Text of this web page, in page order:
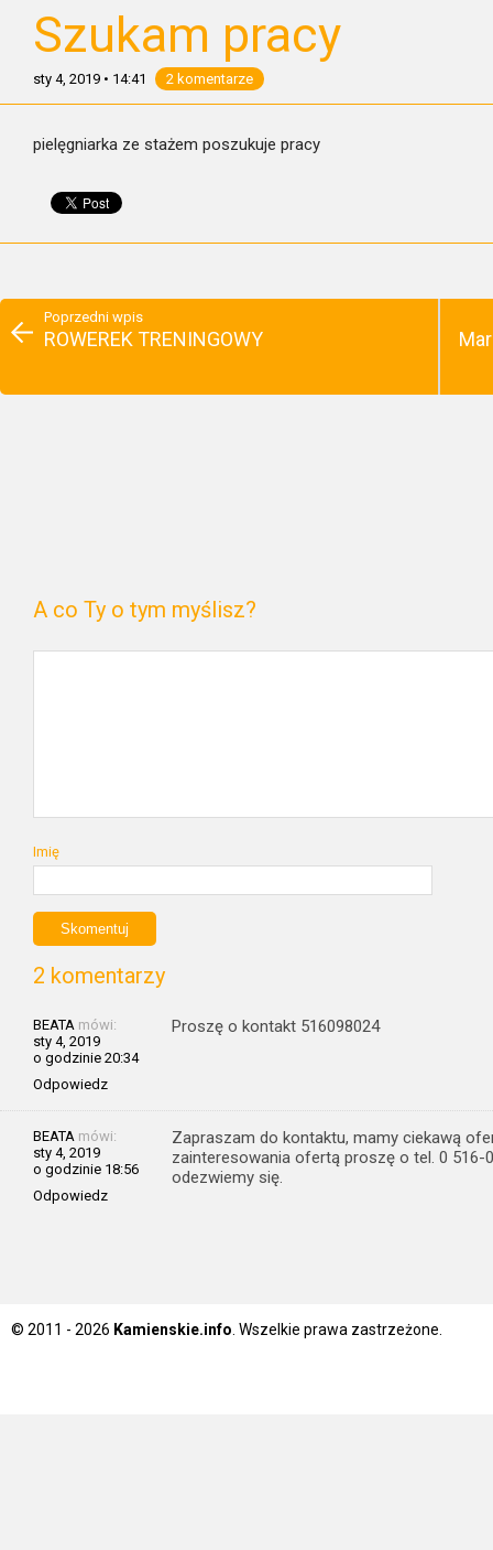
Szukam pracy
sty 4, 2019 • 14:41 2 komentarze
pielęgniarka ze stażem poszukuje pracy
Poprzedni wpis
ROWEREK TRENINGOWY
A co Ty o tym myślisz?
Imię
2 komentarzy
BEATA mówi:
sty 4, 2019
o godzinie 20:34
Odpowiedz
Proszę o kontakt 516098024
BEATA mówi:
sty 4, 2019
o godzinie 18:56
Odpowiedz
Zapraszam do kontaktu, mamy ciekawą
zainteresowania ofertą proszę o tel. 0 516-
odezwiemy się.
© 2011 - 2026 Kamienskie.info . Wszelkie prawa zastrzeżone.